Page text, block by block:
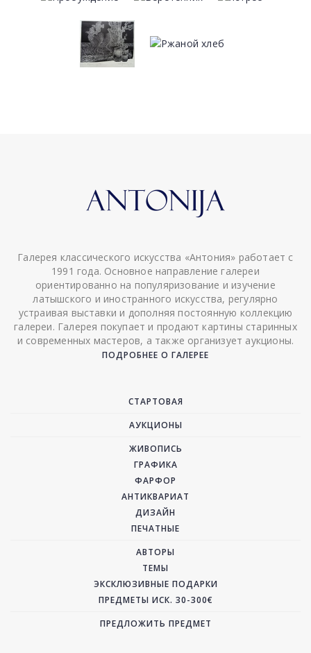
Галерея классического искусства «Антония» работает с
1991 года. Основное направление галереи
ориентированно на популяризование и изучение
латышского и иностранного искусства, регулярно
устраивая выставки и дополняя постоянную коллекцию
галереи. Галерея покупает и продают картины старинных
и современных мастеров, а также организует аукционы.
ПОДРОБНЕЕ О ГАЛЕРЕЕ
СТАРТОВАЯ
АУКЦИОНЫ
ЖИВОПИСЬ
ГРАФИКА
ФАРФОР
АНТИКВАРИАТ
ДИЗАЙН
ПЕЧАТНЫЕ
АВТОРЫ
ТЕМЫ
ЭКСКЛЮЗИВНЫЕ ПОДАРКИ
ПРЕДМЕТЫ ИСК. 30-300€
ПРЕДЛОЖИТЬ ПРЕДМЕТ